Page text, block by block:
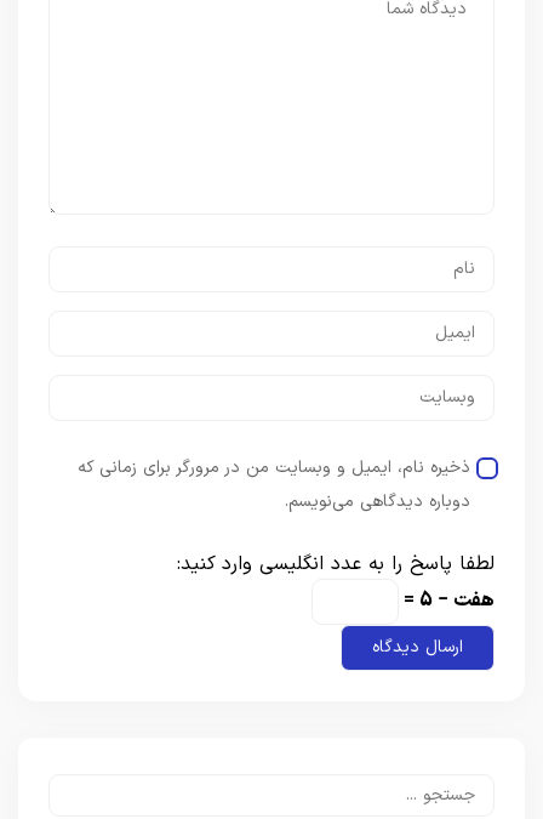
ذخیره نام، ایمیل و وبسایت من در مرورگر برای زمانی که
دوباره دیدگاهی می‌نویسم.
لطفا پاسخ را به عدد انگلیسی وارد کنید:
هفت − 5 =